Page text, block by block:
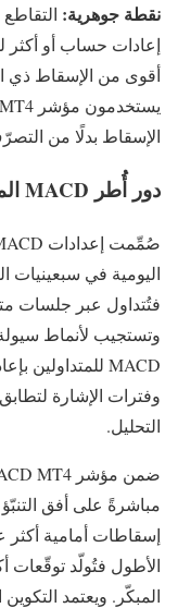
نقطة جوهرية:
إعادات حساب أو أكثر
أقوى من الإسقاط ذي
الإسقاط بدلًا من
دور أُطر MACD المخصّصة في تحسين دقّة التنبّؤ
فتُتداول عبر جلسات
وفترات الإشارة
التحليل.
إسقاطات أمامية أكثر
الأطول فتُولّد
المبكّر. ويعتمد